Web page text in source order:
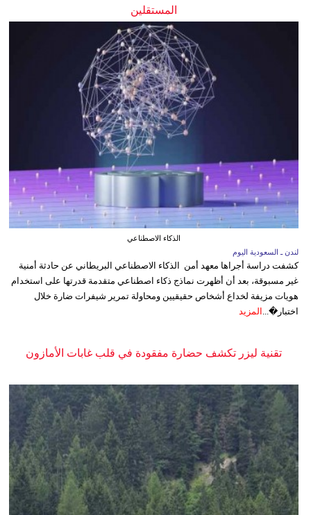
المستقلين
الذكاء الاصطناعي
لندن ـ السعودية اليوم
كشفت دراسة أجراها معهد أمن الذكاء الاصطناعي البريطاني عن حادثة أمنية
غير مسبوقة، بعد أن أظهرت نماذج ذكاء اصطناعي متقدمة قدرتها على استخدام
هويات مزيفة لخداع أشخاص حقيقيين ومحاولة تمرير شيفرات ضارة خلال
اختبار�... المزيد
تقنية ليزر تكشف حضارة مفقودة في قلب غابات الأمازون